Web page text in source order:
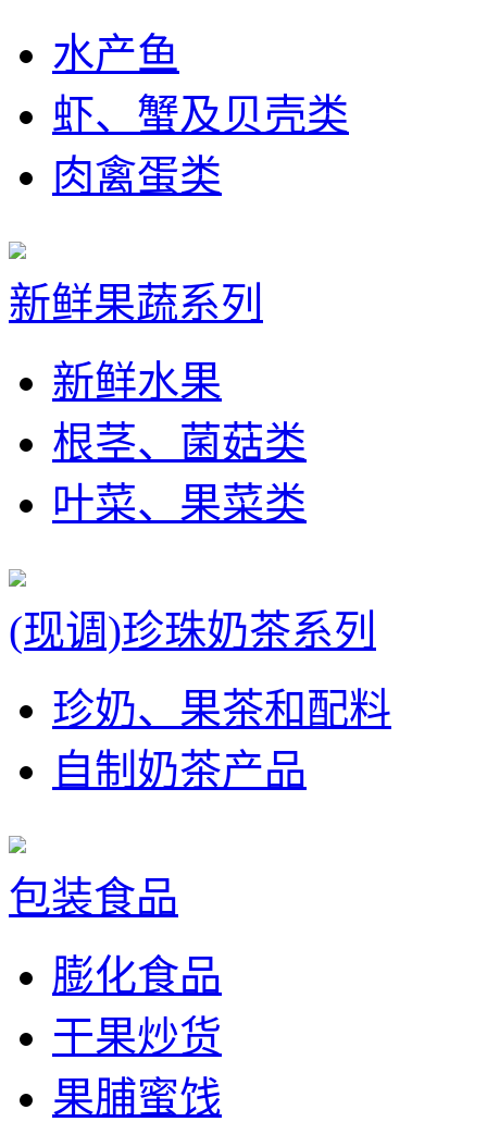
水产鱼
虾、蟹及贝壳类
肉禽蛋类
新鲜果蔬系列
新鲜水果
根茎、菌菇类
叶菜、果菜类
(现调)珍珠奶茶系列
珍奶、果茶和配料
自制奶茶产品
包装食品
膨化食品
干果炒货
果脯蜜饯